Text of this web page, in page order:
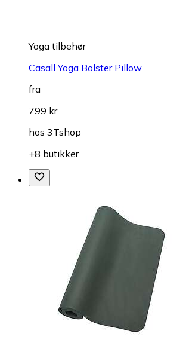
Yoga tilbehør
Casall Yoga Bolster Pillow
fra
799 kr
hos 3Tshop
+8 butikker